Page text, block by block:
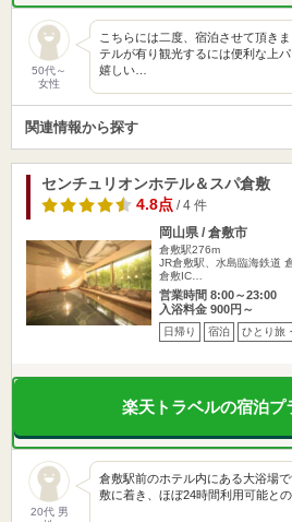
50代～
女性
こちらには二度、宿泊させて頂き
テルが有り観光するには便利な上
嬉しい…
関連情報から探す
センチュリオンホテル＆スパ倉敷
4.8点/ 4 件
岡山県 / 倉敷市
倉敷駅276m
JR倉敷駅、水島臨海鉄道
倉敷IC…
営業時間 8:00～23:00
入浴料金 900円～
日帰り 宿泊 ひとり旅
楽天トラベルの宿泊プ
20代 男
倉敷駅前のホテル内にある大浴場
敷に着き、ほぼ24時間利用可能と